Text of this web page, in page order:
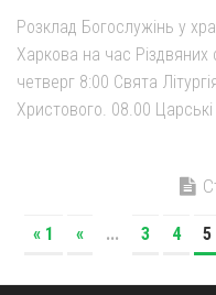
Розклад Богослужінь у
Харкова на час Різдвяних
четверг 8:00 Свята
Христового. 08.00
« 1 « ... 3 4 5